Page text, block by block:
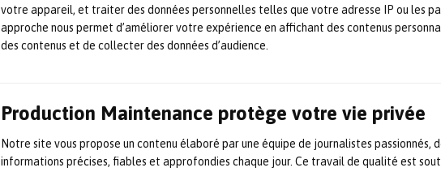
votre appareil, et traiter des données personnelles telles que votre adresse IP ou les
approche nous permet d’améliorer votre expérience en affichant des contenus
des contenus et de collecter des données d’audience.
Production Maintenance protège votre vie privée
Notre site vous propose un contenu élaboré par une équipe de journalistes passionnés,
informations précises, fiables et approfondies chaque jour. Ce travail de qualité est
prédictive (ou plutôt prévisionnelle dans la langue de
Molière) DiagRAMS Technologies avec signe son premier tour
de table en levant 1,7 million d’euros. Cette levée de fonds
s’avère être un réel tremplin et doit permettre à l’entreprise